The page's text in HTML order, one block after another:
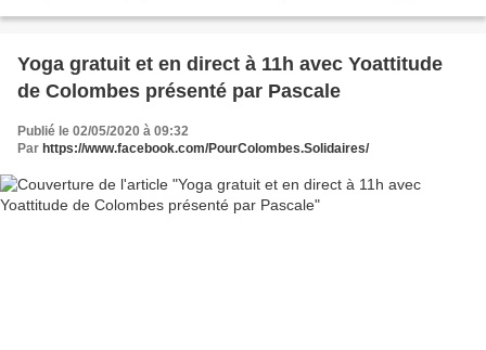
Yoga gratuit et en direct à 11h avec Yoattitude
de Colombes présenté par Pascale
Publié le 02/05/2020 à 09:32
Par https://www.facebook.com/PourColombes.Solidaires/